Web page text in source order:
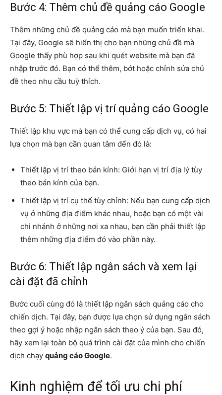
Bước 4: Thêm chủ đề quảng cáo Google
Thêm những chủ đề quảng cáo mà bạn muốn triển khai.
Tại đây, Google sẽ hiển thị cho bạn những chủ đề mà
Google thấy phù hợp sau khi quét website mà bạn đã
nhập trước đó. Bạn có thể thêm, bớt hoặc chỉnh sửa chủ
đề theo nhu cầu tuỳ thích.
Bước 5: Thiết lập vị trí quảng cáo Google
Thiết lập khu vực mà bạn có thể cung cấp dịch vụ, có hai
lựa chọn mà bạn cần quan tâm đến đó là:
Thiết lập vị trí theo bán kính: Giới hạn vị trí địa lý tùy
theo bán kính của bạn.
Thiết lập vị trí cụ thể tùy chỉnh: Nếu bạn cung cấp dịch
vụ ở những địa điểm khác nhau, hoặc bạn có một vài
chi nhánh ở những nơi xa nhau, bạn cần phải thiết lập
thêm những địa điểm đó vào phần này.
Bước 6: Thiết lập ngân sách và xem lại
cài đặt đã chỉnh
Bước cuối cùng đó là thiết lập ngân sách quảng cáo cho
chiến dịch. Tại đây, bạn được lựa chọn sử dụng ngân sách
theo gợi ý hoặc nhập ngân sách theo ý của bạn. Sau đó,
hãy xem lại toàn bộ quá trình cài đặt của mình cho chiến
dịch chạy quảng cáo Google.
Kinh nghiệm để tối ưu chi phí